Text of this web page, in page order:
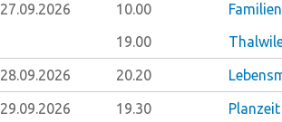
27.09.2026 10.00
19.00
28.09.2026 20.20
29.09.2026 19.30